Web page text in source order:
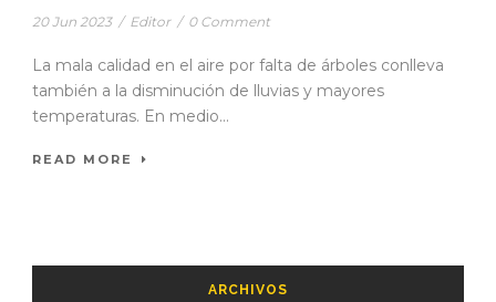
20 Jun 2023 / Editor / 0 Comment
La mala calidad en el aire por falta de árboles conlleva
también a la disminución de lluvias y mayores
temperaturas. En medio...
READ MORE
ARCHIVOS